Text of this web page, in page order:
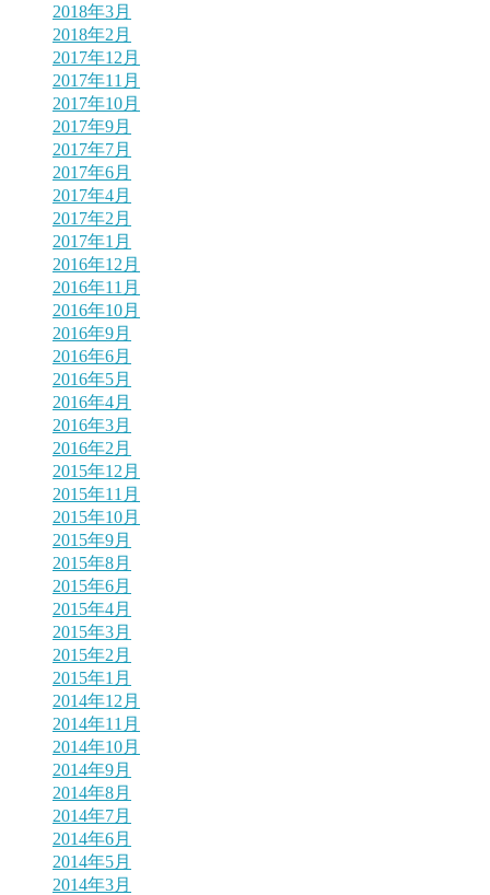
2018年3月
2018年2月
2017年12月
2017年11月
2017年10月
2017年9月
2017年7月
2017年6月
2017年4月
2017年2月
2017年1月
2016年12月
2016年11月
2016年10月
2016年9月
2016年6月
2016年5月
2016年4月
2016年3月
2016年2月
2015年12月
2015年11月
2015年10月
2015年9月
2015年8月
2015年6月
2015年4月
2015年3月
2015年2月
2015年1月
2014年12月
2014年11月
2014年10月
2014年9月
2014年8月
2014年7月
2014年6月
2014年5月
2014年3月